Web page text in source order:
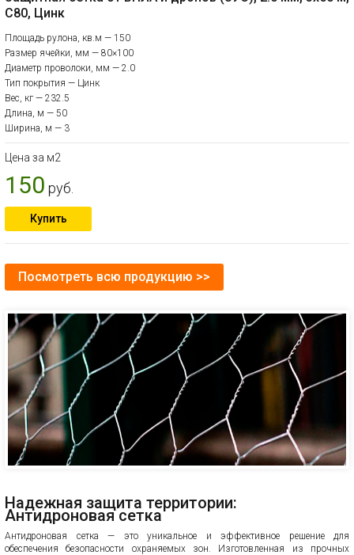
С80, Цинк
Площадь рулона, кв.м — 150
Размер ячейки, мм — 80×100
Диаметр проволоки, мм — 2.0
Тип покрытия — Цинк
Вес, кг — 232.5
Длина, м — 50
Ширина, м — 3
Цена за м2
150 руб.
Купить
Посмотреть всю продукцию >>
Надежная защита территории:
Антидроновая сетка
Антидроновая сетка — это уникальное и эффективное решение для
обеспечения безопасности охраняемых зон. Изготовленная из прочных